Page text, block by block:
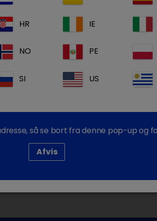
Komplet
Gratis
HR IE
NO PE
SI US
så se bort fra denne pop-up og
Afvis